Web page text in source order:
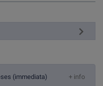
(immediata) + info